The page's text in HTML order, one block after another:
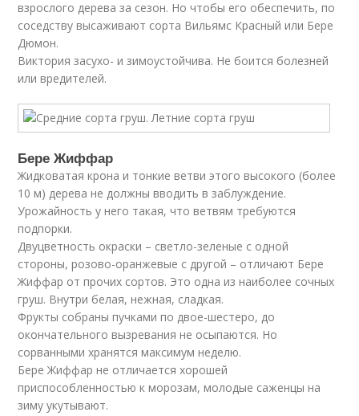
взрослого дерева за сезон. Но чтобы его обеспечить, по
соседству высаживают сорта Вильямс Красный или Бере
Дюмон.
Виктория засухо- и зимоустойчива. Не боится болезней
или вредителей.
Бере Жиффар
Жидковатая крона и тонкие ветви этого высокого (более
10 м) дерева не должны вводить в заблуждение.
Урожайность у него такая, что ветвям требуются
подпорки.
Двуцветность окраски – светло-зеленые с одной
стороны, розово-оранжевые с другой – отличают Бере
Жиффар от прочих сортов. Это одна из наиболее сочных
груш. Внутри белая, нежная, сладкая.
Фрукты собраны пучками по двое-шестеро, до
окончательного вызревания не осыпаются. Но
сорванными хранятся максимум неделю.
Бере Жиффар не отличается хорошей
приспособленностью к морозам, молодые саженцы на
зиму укутывают.